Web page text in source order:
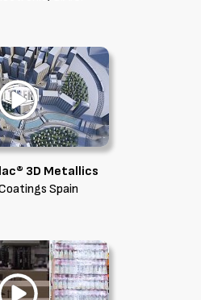
3D Metallics
Spain